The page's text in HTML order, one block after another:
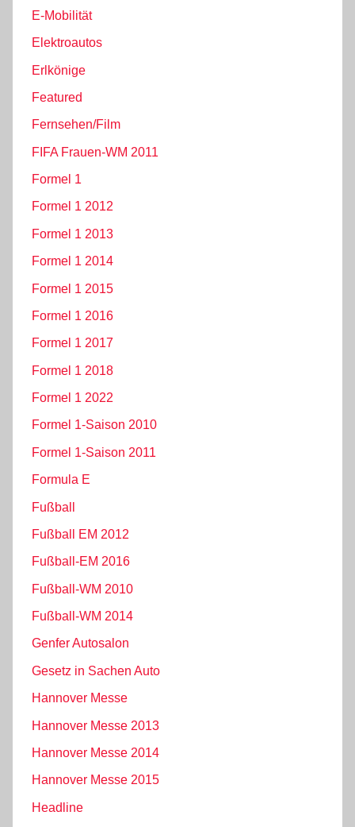
E-Mobilität
Elektroautos
Erlkönige
Featured
Fernsehen/Film
FIFA Frauen-WM 2011
Formel 1
Formel 1 2012
Formel 1 2013
Formel 1 2014
Formel 1 2015
Formel 1 2016
Formel 1 2017
Formel 1 2018
Formel 1 2022
Formel 1-Saison 2010
Formel 1-Saison 2011
Formula E
Fußball
Fußball EM 2012
Fußball-EM 2016
Fußball-WM 2010
Fußball-WM 2014
Genfer Autosalon
Gesetz in Sachen Auto
Hannover Messe
Hannover Messe 2013
Hannover Messe 2014
Hannover Messe 2015
Headline